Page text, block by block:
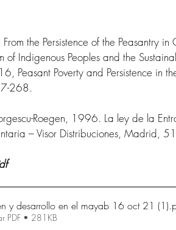
From the Persistence of the Peasantry
of Indigenous Peoples and the
Peasant Poverty and Persistence in
268.
Roegen, 1996. La ley de la
– Visor Distribuciones, Madrid,
y desarrollo en el mayab 16 oct 21 (1)
PDF • 281KB